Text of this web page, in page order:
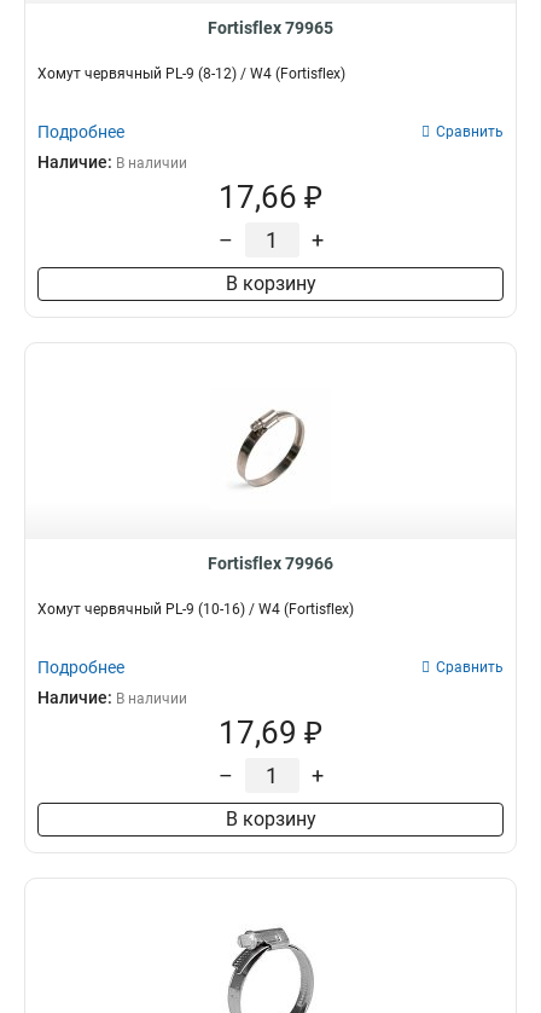
Fortisflex 79965
Хомут червячный PL-9 (8-12) / W4 (Fortisflex)
Подробнее Сравнить
Наличие: В наличии
17,66 ₽
– +
В корзину
Fortisflex 79966
Хомут червячный PL-9 (10-16) / W4 (Fortisflex)
Подробнее Сравнить
Наличие: В наличии
17,69 ₽
– +
В корзину